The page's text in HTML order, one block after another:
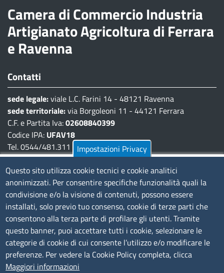
Camera di Commercio Industria
Artigianato Agricoltura di Ferrara
e Ravenna
Contatti
sede legale:viale L.C. Farini 14 - 48121 Ravenna
sede territoriale:via Borgoleoni 11 - 44121 Ferrara
C.F. e Partita Iva:02608840399
Codice IPA: UFAV18
Tel. 0544/481.311 - 0532/783.711
Pec:cciaa@pec.fera.camcom.it
Amministrazione Trasparente
Bandi di gara
Bilanci
Concorsi e selezioni
Procedimenti
Provvedimenti
Impostazioni Privacy
Questo sito utilizza cookie tecnici e cookie analitici
anonimizzati. Per consentire specifiche funzionalità quali la
condivisione e/o la visione di contenuti, possono essere
installati, solo previo tuo consenso, cookie di terze parti che
consentono alla terza parte di profilare gli utenti. Tramite
questo banner, puoi accettare tutti i cookie, selezionare le
categorie di cookie di cui consente l’utilizzo e/o modificare le
preferenze. Per vedere la Cookie Policy completa, clicca
Maggiori informazioni